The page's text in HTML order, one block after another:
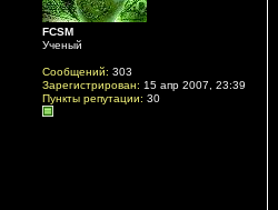
FCSM
Ученый
Сообщений: 303
Зарегистрирован: 15 апр 2007, 23:39
Пункты репутации: 30